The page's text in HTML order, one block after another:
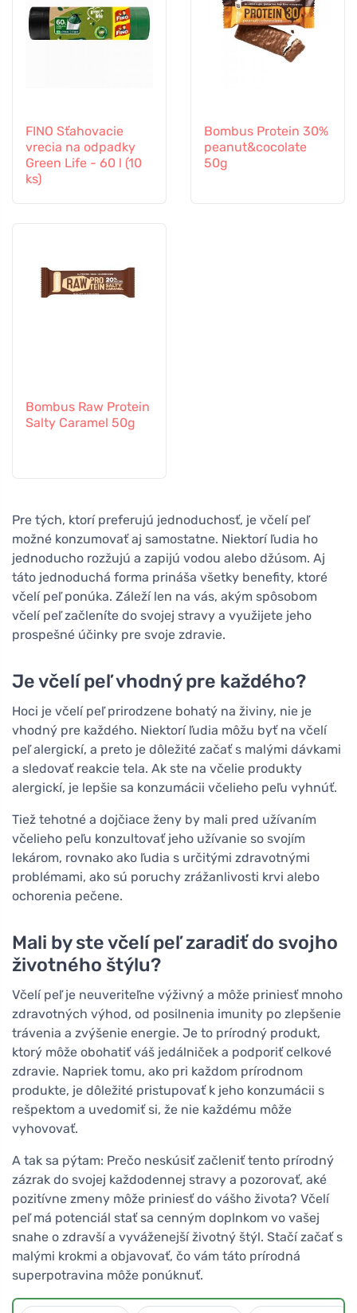
FINO Sťahovacie
vrecia na odpadky
Green Life - 60 l (10
ks)
Bombus Protein 30%
peanut&cocolate
50g
Bombus Raw Protein
Salty Caramel 50g
Pre tých, ktorí preferujú jednoduchosť, je včelí peľ
možné konzumovať aj samostatne. Niektorí ľudia ho
jednoducho rozžujú a zapijú vodou alebo džúsom. Aj
táto jednoduchá forma prináša všetky benefity, ktoré
včelí peľ ponúka. Záleží len na vás, akým spôsobom
včelí peľ začleníte do svojej stravy a využijete jeho
prospešné účinky pre svoje zdravie.
Je včelí peľ vhodný pre každého?
Hoci je včelí peľ prirodzene bohatý na živiny, nie je
vhodný pre každého. Niektorí ľudia môžu byť na včelí
peľ alergickí, a preto je dôležité začať s malými dávkami
a sledovať reakcie tela. Ak ste na včelie produkty
alergickí, je lepšie sa konzumácii včelieho peľu vyhnúť.
Tiež tehotné a dojčiace ženy by mali pred užívaním
včelieho peľu konzultovať jeho užívanie so svojím
lekárom, rovnako ako ľudia s určitými zdravotnými
problémami, ako sú poruchy zrážanlivosti krvi alebo
ochorenia pečene.
Mali by ste včelí peľ zaradiť do svojho
životného štýlu?
Včelí peľ je neuveriteľne výživný a môže priniesť mnoho
zdravotných výhod, od posilnenia imunity po zlepšenie
trávenia a zvýšenie energie. Je to prírodný produkt,
ktorý môže obohatiť váš jedálniček a podporiť celkové
zdravie. Napriek tomu, ako pri každom prírodnom
produkte, je dôležité pristupovať k jeho konzumácii s
rešpektom a uvedomiť si, že nie každému môže
vyhovovať.
A tak sa pýtam: Prečo neskúsiť začleniť tento prírodný
zázrak do svojej každodennej stravy a pozorovať, aké
pozitívne zmeny môže priniesť do vášho života? Včelí
peľ má potenciál stať sa cenným doplnkom vo vašej
snahe o zdravší a vyváženejší životný štýl. Stačí začať s
malými krokmi a objavovať, čo vám táto prírodná
superpotravina môže ponúknuť.